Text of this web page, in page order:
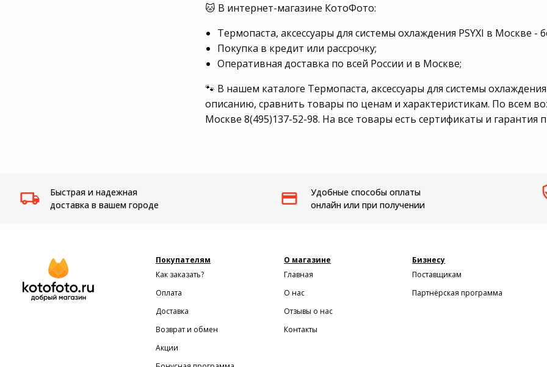
🐱 В интернет-магазине КотоФото:
Термопаста, аксессуары для системы охлаждения PSYXI в Москве
Покупка в кредит или рассрочку;
Оперативная доставка по всей России и в Москве;
🐾 В нашем каталоге Термопаста, аксессуары для системы
описанию, сравнить товары по ценам и характеристикам. По всем
Москве 8(495)137-52-98. На все товары есть сертификаты и гарантия
Быстрая и надежная
доставка в вашем городе
Удобные способы оплаты
онлайн или при получении
Покупателям
Как заказать?
Оплата
Доставка
Возврат и обмен
Акции
О магазине
Главная
О нас
Отзывы о нас
Контакты
Бизнесу
Поставщикам
Партнёрская программа